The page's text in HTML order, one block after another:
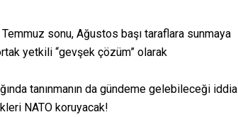
sonu, Ağustos başı taraflara sunmaya
yetkili “gevşek çözüm” olarak
tanınmanın da gündeme gelebileceği iddia
NATO koruyacak!